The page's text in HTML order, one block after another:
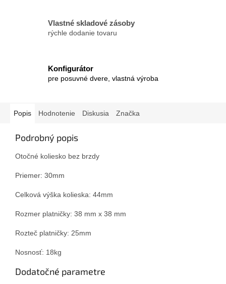
Vlastné skladové zásoby
rýchle dodanie tovaru
Konfigurátor
pre posuvné dvere, vlastná výroba
Popis Hodnotenie Diskusia Značka
Podrobný popis
Otočné koliesko bez brzdy
Priemer: 30mm
Celková výška kolieska: 44mm
Rozmer platničky: 38 mm x 38 mm
Rozteč platničky: 25mm
Nosnosť: 18kg
Dodatočné parametre